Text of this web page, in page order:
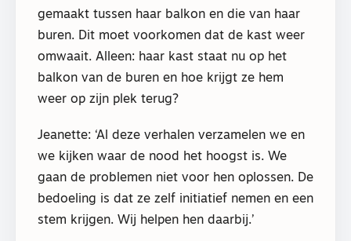
gemaakt tussen haar balkon en die van haar
buren. Dit moet voorkomen dat de kast weer
omwaait. Alleen: haar kast staat nu op het
balkon van de buren en hoe krijgt ze hem
weer op zijn plek terug?
Jeanette: ‘Al deze verhalen verzamelen we en
we kijken waar de nood het hoogst is. We
gaan de problemen niet voor hen oplossen. De
bedoeling is dat ze zelf initiatief nemen en een
stem krijgen. Wij helpen hen daarbij.’